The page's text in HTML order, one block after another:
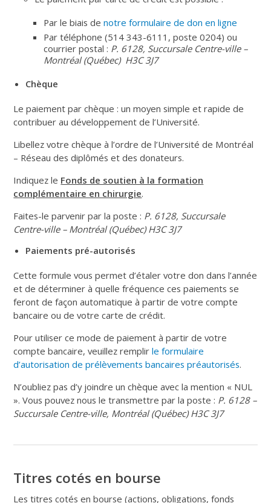
Par le biais denotre formulaire de don en ligne
Par téléphone (514 343-6111, poste 0204) ou
courrier postal : P. 6128, Succursale Centre-ville –
Montréal (Québec) H3C 3J7
Chèque
Le paiement par chèque : un moyen simple et rapide de
contribuer au développement de l’Université.
Libellez votre chèque à l’ordre de l’Université de Montréal
– Réseau des diplômés et des donateurs.
Indiquez le Fonds de soutien à la formation
complémentaire en chirurgie.
Faites-le parvenir par la poste : P. 6128, Succursale
Centre-ville – Montréal (Québec) H3C 3J7
Paiements pré-autorisés
Cette formule vous permet d’étaler votre don dans l’année
et de déterminer à quelle fréquence ces paiements se
feront de façon automatique à partir de votre compte
bancaire ou de votre carte de crédit.
Pour utiliser ce mode de paiement à partir de votre
compte bancaire, veuillez remplirle formulaire
d’autorisation de prélèvements bancaires préautorisés.
N’oubliez pas d’y joindre un chèque avec la mention « NUL
». Vous pouvez nous le transmettre par la poste : P. 6128 –
Succursale Centre-ville, Montréal (Québec) H3C 3J7
Titres cotés en bourse
Les titres cotés en bourse (actions, obligations, fonds